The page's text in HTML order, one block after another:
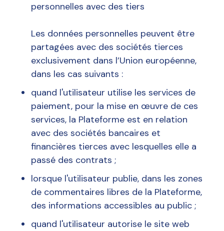
personnelles avec des tiers
Les données personnelles peuvent être
partagées avec des sociétés tierces
exclusivement dans l’Union européenne,
dans les cas suivants :
quand l'utilisateur utilise les services de
paiement, pour la mise en œuvre de ces
services, la Plateforme est en relation
avec des sociétés bancaires et
financières tierces avec lesquelles elle a
passé des contrats ;
lorsque l'utilisateur publie, dans les zones
de commentaires libres de la Plateforme,
des informations accessibles au public ;
quand l'utilisateur autorise le site web